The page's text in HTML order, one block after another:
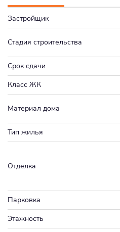
Застройщик
Стадия строительства
Срок сдачи
Класс ЖК
Материал дома
Тип жилья
Отделка
Парковка
Этажность